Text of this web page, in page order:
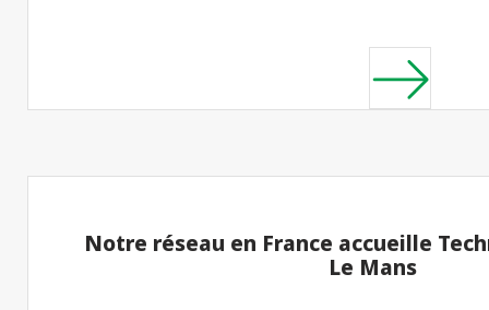
Notre réseau en France accueille
Le Mans